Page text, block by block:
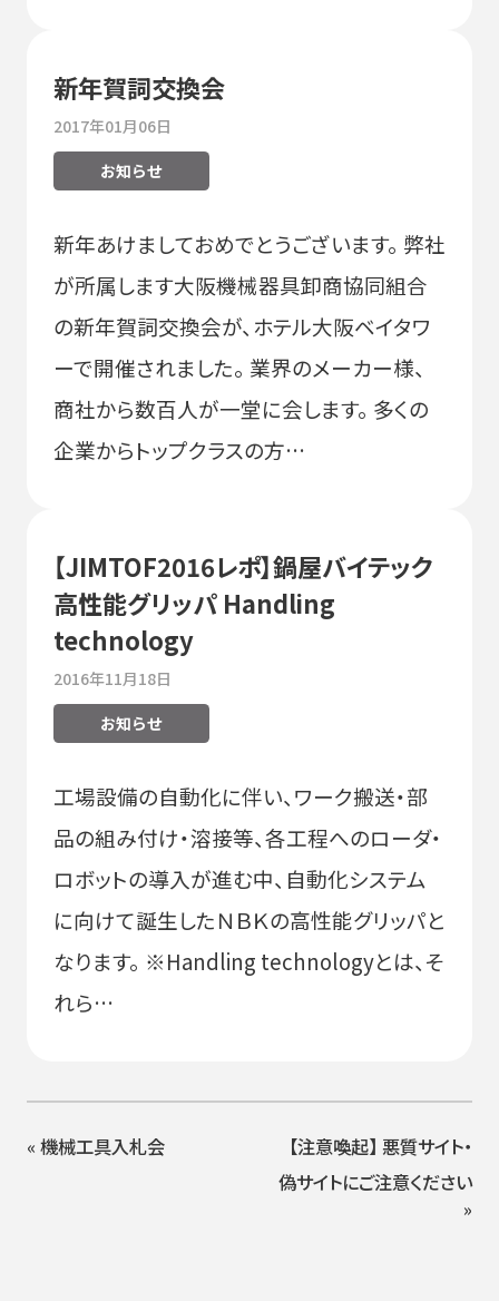
新年賀詞交換会
2017年01月06日
お知らせ
新年あけましておめでとうございます。 弊社
が所属します大阪機械器具卸商協同組合
の新年賀詞交換会が、ホテル大阪ベイタワ
ーで開催されました。 業界のメーカー様、
商社から数百人が一堂に会します。 多くの
企業からトップクラスの方…
【JIMTOF2016レポ】鍋屋バイテック
高性能グリッパ Handling
technology
2016年11月18日
お知らせ
工場設備の自動化に伴い、ワーク搬送・部
品の組み付け・溶接等、各工程へのローダ・
ロボットの導入が進む中、自動化システム
に向けて誕生したＮＢＫの高性能グリッパと
なります。 ※Handling technologyとは、そ
れら…
«機械工具入札会
【注意喚起】 悪質サイト・
偽サイトにご注意ください
»